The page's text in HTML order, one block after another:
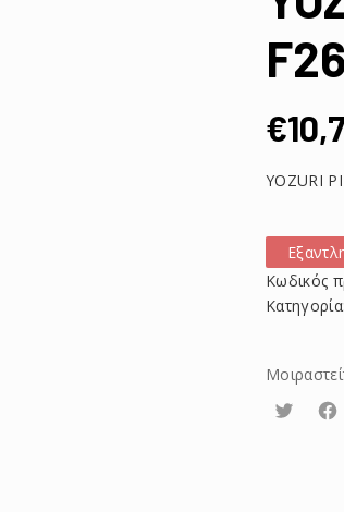
€
YOZURI
Κωδικός
Κατηγορία:
Τουίτα